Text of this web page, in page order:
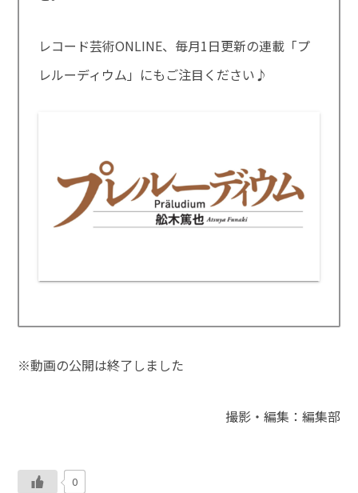
レコード芸術ONLINE、毎月1日更新の連載「プ
レルーディウム」にもご注目ください♪
※動画の公開は終了しました
撮影・編集：編集部
0